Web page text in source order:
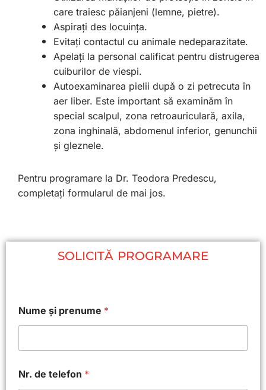
care traiesc păianjeni (lemne, pietre).
Aspirați des locuința.
Evitați contactul cu animale nedeparazitate.
Apelați la personal calificat pentru distrugerea
cuiburilor de viespi.
Autoexaminarea pielii după o zi petrecuta în
aer liber. Este important să examinăm în
special scalpul, zona retroauriculară, axila,
zona inghinală, abdomenul inferior, genunchii
și gleznele.
Pentru programare la Dr. Teodora Predescu,
completați formularul de mai jos.
SOLICITĂ PROGRAMARE
Nume și prenume *
Nr. de telefon *